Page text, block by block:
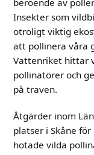
beroende av
Insekter som
otroligt viktig
att pollinera våra
Vattenriket hittar
pollinatörer och
på traven.
Åtgärder inom
platser i Skåne
hotade vilda